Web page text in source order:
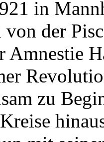
in
von der
Amnestie
zu